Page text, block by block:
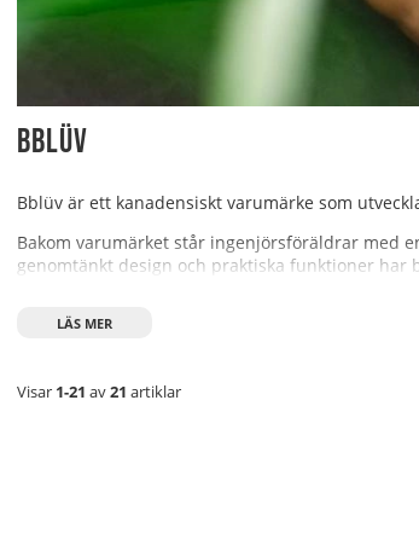
bblüv
Bblüv är ett kanadensiskt varumärke som
Bakom varumärket står ingenjörsföräldrar med
genomtänkt design och praktiska funktioner
Visar 1-21 av21 artiklar